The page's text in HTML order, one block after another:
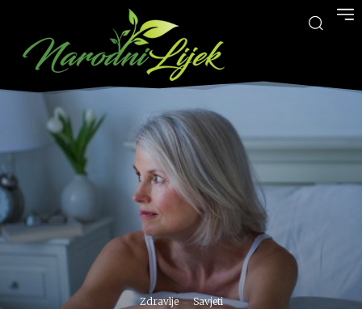
Zdravlje Savjeti